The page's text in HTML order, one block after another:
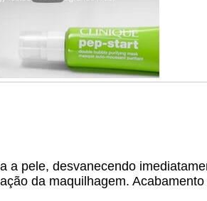
a pele, desvanecendo
da maquilhagem.